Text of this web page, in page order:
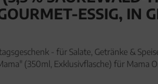
ESSIG, IN
- für Salate, Getränke &
(350ml, Exklusivflasche) für Mama